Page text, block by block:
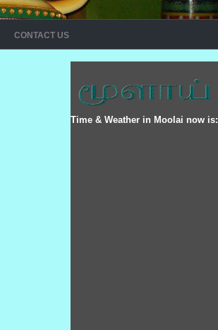
1 2 3 4 5 6 7
8 9 101112
CONTACT US
Time & Weather in Moolai now is: